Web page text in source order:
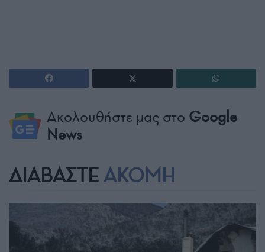
Ακολουθήστε μας στο Google
News
ΔΙΑΒΑΣΤΕ ΑΚΟΜΗ